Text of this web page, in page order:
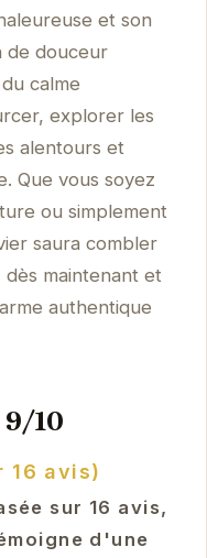
et son
de douceur
calme
explorer les
alentours et
Que vous soyez
ou simplement
saura combler
maintenant et
authentique
9/10
16 avis)
sur 16 avis,
d'une